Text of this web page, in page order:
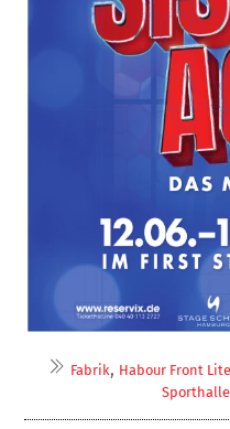
Fabrik, Habour Front
Sporthalle